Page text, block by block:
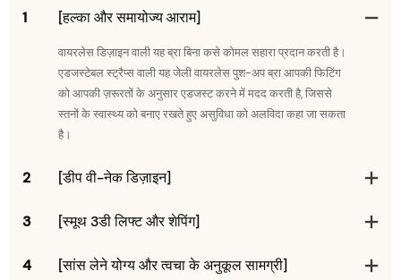
1 [हल्का और समायोज्य आराम]
वायरलेस डिज़ाइन वाली यह ब्रा बिना कसे कोमल सहारा प्रदान करती है।
एडजस्टेबल स्ट्रैप्स वाली यह जेली वायरलेस पुश-अप ब्रा आपकी फिटिंग
को आपकी ज़रूरतों के अनुसार एडजस्ट करने में मदद करती है, जिससे
स्तनों के स्वास्थ्य को बनाए रखते हुए असुविधा को अलविदा कहा जा सकता
है।
2 [डीप वी-नेक डिज़ाइन]
3 [स्मूथ 3डी लिफ्ट और शेपिंग]
4 [सांस लेने योग्य और त्वचा के अनुकूल सामग्री]